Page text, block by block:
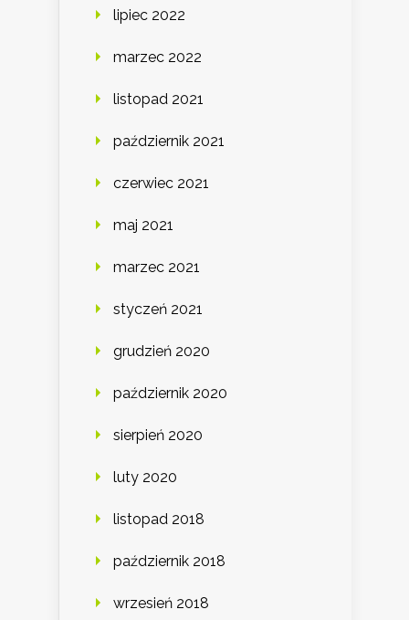
lipiec 2022
marzec 2022
listopad 2021
październik 2021
czerwiec 2021
maj 2021
marzec 2021
styczeń 2021
grudzień 2020
październik 2020
sierpień 2020
luty 2020
listopad 2018
październik 2018
wrzesień 2018